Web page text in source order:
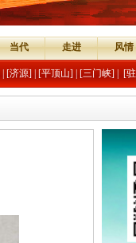
当代 走进 风情
[济源] [平顶山] [三门峡] [